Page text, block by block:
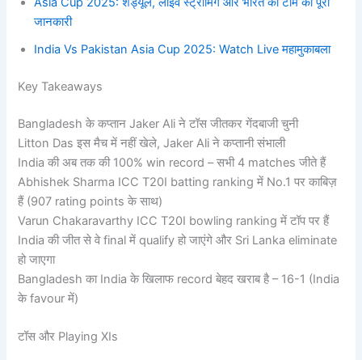
जानकारी
India Vs Pakistan Asia Cup 2025: Watch Live महामुकाबला
Key Takeaways
Bangladesh के कप्तान Jaker Ali ने टॉस जीतकर गेंदबाजी चुनी
Litton Das इस मैच में नहीं खेले, Jaker Ali ने कप्तानी संभाली
India की अब तक की 100% win record – सभी 4 matches जीते हैं
Abhishek Sharma ICC T20I batting ranking में No.1 पर काबिज़
हैं (907 rating points के साथ)
Varun Chakaravarthy ICC T20I bowling ranking में टॉप पर हैं
India की जीत से वे final में qualify हो जाएंगे और Sri Lanka eliminate
हो जाएगा
Bangladesh का India के खिलाफ record बेहद खराब है – 16-1 (India
के favour में)
टॉस और Playing XIs